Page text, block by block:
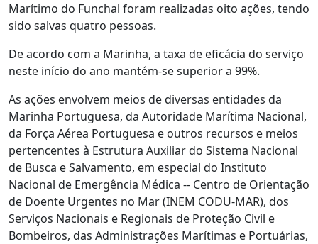
Marítimo do Funchal foram realizadas oito ações, tendo
sido salvas quatro pessoas.
De acordo com a Marinha, a taxa de eficácia do serviço
neste início do ano mantém-se superior a 99%.
As ações envolvem meios de diversas entidades da
Marinha Portuguesa, da Autoridade Marítima Nacional,
da Força Aérea Portuguesa e outros recursos e meios
pertencentes à Estrutura Auxiliar do Sistema Nacional
de Busca e Salvamento, em especial do Instituto
Nacional de Emergência Médica -- Centro de Orientação
de Doente Urgentes no Mar (INEM CODU-MAR), dos
Serviços Nacionais e Regionais de Proteção Civil e
Bombeiros, das Administrações Marítimas e Portuárias,